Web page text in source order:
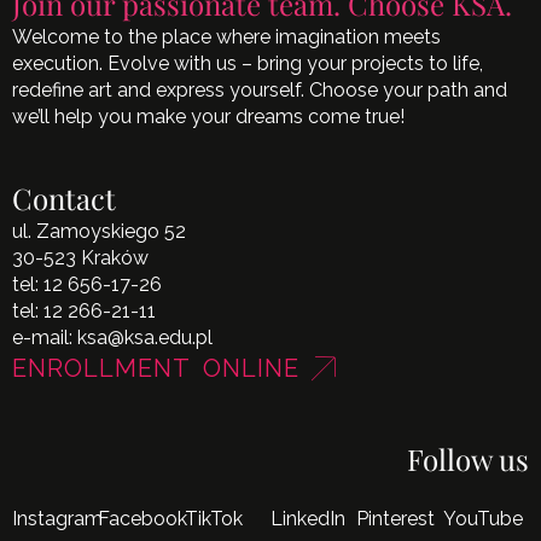
Welcome to the place where imagination meets
execution. Evolve with us – bring your projects to life,
redefine art and express yourself. Choose your path and
we’ll help you make your dreams come true!
Contact
ul. Zamoyskiego 52
30-523 Kraków
tel: 12 656-17-26
tel: 12 266-21-11
e-mail: ksa@ksa.edu.pl
ENROLLMENT ONLINE
Follow us
InstagramFacebookTikTok LinkedIn Pinterest YouTube